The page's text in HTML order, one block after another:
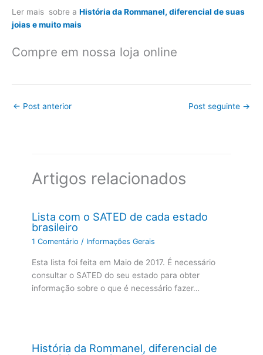
Ler mais sobre a História da Rommanel, diferencial de suas
joias e muito mais
Compre em nossa loja online
← Post anterior Post seguinte →
Artigos relacionados
Lista com o SATED de cada estado
brasileiro
1 Comentário / Informações Gerais
Esta lista foi feita em Maio de 2017. É necessário
consultar o SATED do seu estado para obter
informação sobre o que é necessário fazer…
História da Rommanel, diferencial de